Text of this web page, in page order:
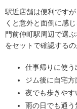
駅近店舗は便利です
くと意外と面倒に感
門前仲町駅周辺で選ぶ
をセットで確認するの
仕事帰りに使
ジム後に自宅
夜でも歩きやす
雨の日でも通